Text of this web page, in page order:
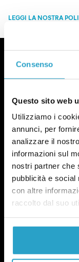
Consenso
Questo sito web
Utilizziamo i
annunci, per
analizzare il
informazioni sul
nostri partner che
pubblicità e social
con altre
raccolto dal suo
LEGGI LA NOSTRA
POLITICA